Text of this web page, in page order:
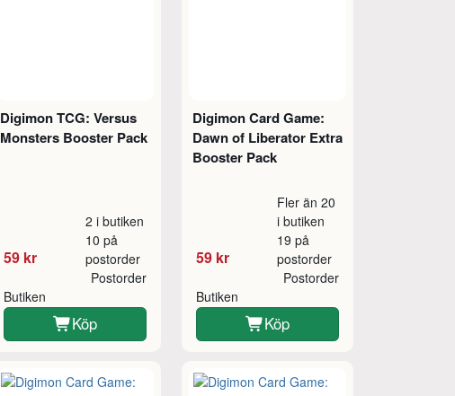
Digimon TCG: Versus
Monsters Booster Pack
59 kr
2 i butiken
10 på
postorder
Butiken
Postorder
Köp
Digimon Card Game:
Dawn of Liberator Extra
Booster Pack
59 kr
Fler än 20
i butiken
19 på
postorder
Butiken
Postorder
Köp